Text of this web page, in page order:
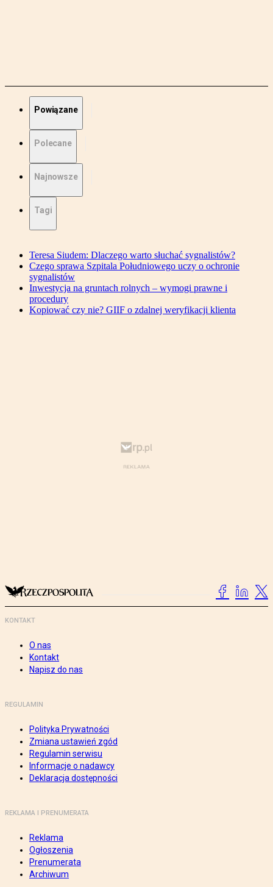
Powiązane
Polecane
Najnowsze
Tagi
Teresa Siudem: Dlaczego warto słuchać sygnalistów?
Czego sprawa Szpitala Południowego uczy o ochronie
sygnalistów
Inwestycja na gruntach rolnych – wymogi prawne i
procedury
Kopiować czy nie? GIIF o zdalnej weryfikacji klienta
KONTAKT
O nas
Kontakt
Napisz do nas
REGULAMIN
Polityka Prywatności
Zmiana ustawień zgód
Regulamin serwisu
Informacje o nadawcy
Deklaracja dostępności
REKLAMA I PRENUMERATA
Reklama
Ogłoszenia
Prenumerata
Archiwum